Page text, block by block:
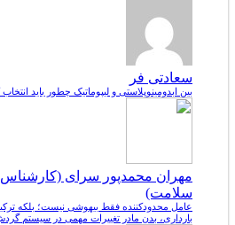
سعادتی فر
بین ابدومینوپلاستی و لیپوماتیک چطور باید
مهران محمدپور سرای
سلامت)
عامل محدودکننده فقط بیهوشی نیست؛ بلکه
بارداری، بدن مادر تغییرات مهمی در سیستم